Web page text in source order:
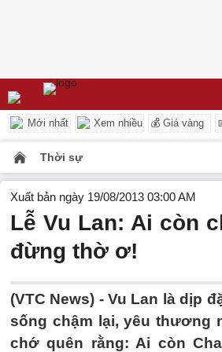
Mới nhất Xem nhiều 💰 Giá vàng
Thời sự
Xuất bản ngày 19/08/2013 03:00 AM
Lễ Vu Lan: Ai còn
đừng thờ ơ!
(VTC News) - Vu Lan là dịp
sống chậm lại, yêu thương
chớ quên rằng: Ai còn